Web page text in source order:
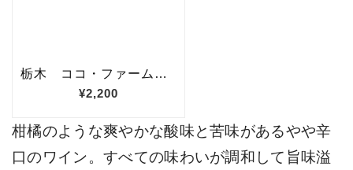
柑橘のような爽やかな酸味と苦味があるやや辛
口のワイン。すべての味わいが調和して旨味溢